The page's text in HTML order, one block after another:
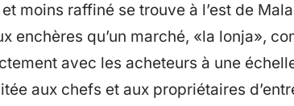
moins raffiné se trouve à l’est de
enchères qu’un marché, «la lonja»,
avec les acheteurs à une
aux chefs et aux propriétaires